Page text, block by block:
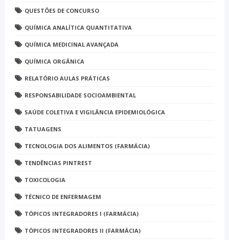
QUESTÕES DE CONCURSO
QUÍMICA ANALÍTICA QUANTITATIVA
QUÍMICA MEDICINAL AVANÇADA
QUÍMICA ORGÂNICA
RELATÓRIO AULAS PRÁTICAS
RESPONSABILIDADE SOCIOAMBIENTAL
SAÚDE COLETIVA E VIGILÂNCIA EPIDEMIOLÓGICA
TATUAGENS
TECNOLOGIA DOS ALIMENTOS (FARMÁCIA)
TENDÊNCIAS PINTREST
TOXICOLOGIA
TÉCNICO DE ENFERMAGEM
TÓPICOS INTEGRADORES I (FARMÁCIA)
TÓPICOS INTEGRADORES II (FARMÁCIA)